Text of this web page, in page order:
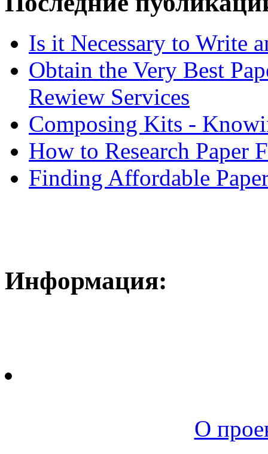
Is it Necessary to Write
Obtain the Very Best
Rewiew Services
Composing Kits -
How to Research Paper
Finding Affordable
Информация:
О